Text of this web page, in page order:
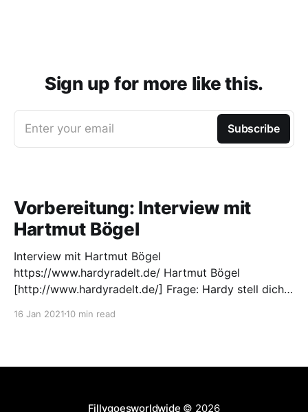
Sign up for more like this.
Enter your email Subscribe
Vorbereitung: Interview mit
Hartmut Bögel
Interview mit Hartmut Bögel
https://www.hardyradelt.de/ Hartmut Bögel
[http://www.hardyradelt.de/] Frage: Hardy stell dich
kurz „Hardy“. Ich war schon immer ein Alltagsradler,
16 Jan 2021 10 min read
Fillygoesworldwide © 2026